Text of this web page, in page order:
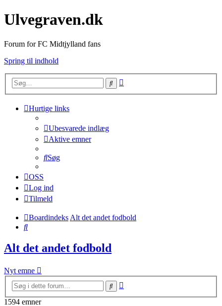
Ulvegraven.dk
Forum for FC Midtjylland fans
Spring til indhold
Søg
Hurtige links
Ubesvarede indlæg
Aktive emner
Søg
OSS
Log ind
Tilmeld
BoardindeksAlt det andet fodbold
Søg
Alt det andet fodbold
Nyt emne
Søg
1594 emner